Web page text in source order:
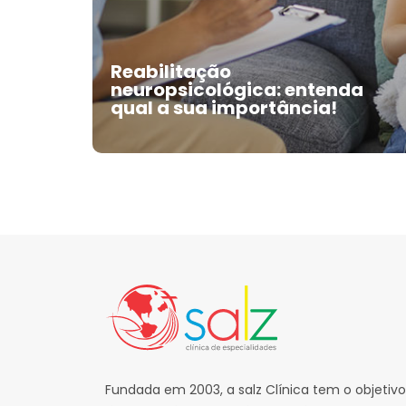
envolvem questões biológicas,
psicológicas, sociais e culturais
Fique atento aos sinais e busque
ajuda!
Reabilitação
neuropsicológica: entenda
qual a sua importância!
Fundada em 2003, a salz Clínica tem o objetivo